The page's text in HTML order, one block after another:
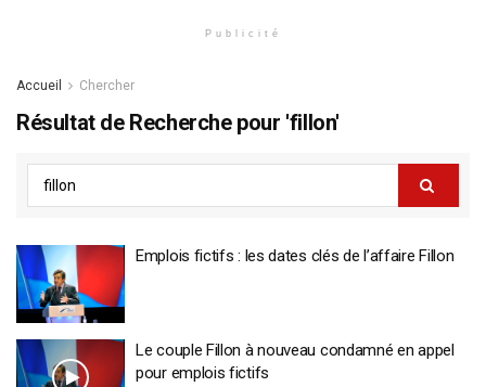
Publicité
Accueil Chercher
Résultat de Recherche pour 'fillon'
Emplois fictifs : les dates clés de l’affaire Fillon
Le couple Fillon à nouveau condamné en appel
pour emplois fictifs